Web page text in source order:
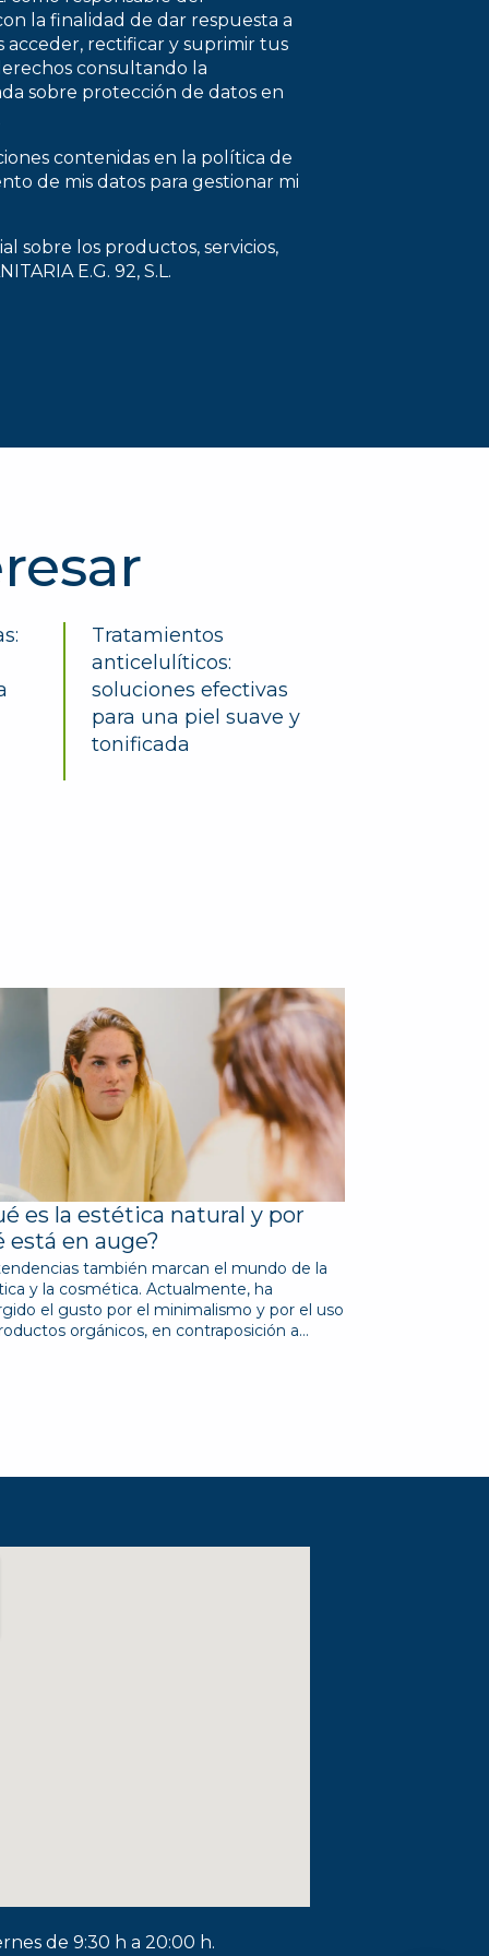
la finalidad de dar respuesta a
rectificar y suprimir tus
consultando la
sobre protección de datos en
contenidas en la política de
de mis datos para gestionar mi
sobre los productos, servicios,
E.G. 92, S.L.
Tratamientos
anticelulíticos:
soluciones efectivas
para una piel suave y
tonificada
es la estética natural y por
está en auge?
también marcan el mundo de la
y la cosmética. Actualmente, ha
el gusto por el minimalismo y por el uso
orgánicos, en contraposición a…
de 9:30 h a 20:00 h.